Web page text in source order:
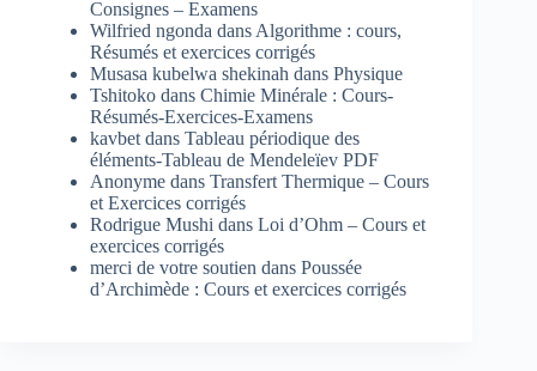
Consignes – Examens
Wilfried ngonda dans Algorithme : cours,
Résumés et exercices corrigés
Musasa kubelwa shekinah dans Physique
Tshitoko dans Chimie Minérale : Cours-
Résumés-Exercices-Examens
kavbet dans Tableau périodique des
éléments-Tableau de Mendeleïev PDF
Anonyme dans Transfert Thermique – Cours
et Exercices corrigés
Rodrigue Mushi dans Loi d’Ohm – Cours et
exercices corrigés
merci de votre soutien dans Poussée
d’Archimède : Cours et exercices corrigés